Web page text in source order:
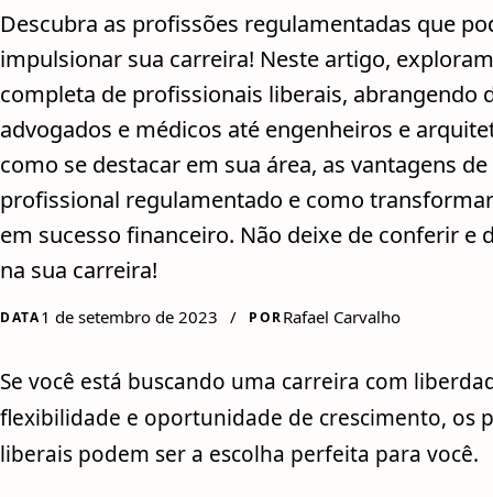
Descubra as profissões regulamentadas que
impulsionar sua carreira! Neste artigo,
completa de profissionais liberais, abrangendo
advogados e médicos até engenheiros e
como se destacar em sua área, as vantagens
profissional regulamentado e como
em sucesso financeiro. Não deixe de conferir e
na sua carreira!
DATA1 de setembro de 2023 / PORRafael Carvalho
Se você está buscando uma carreira com
flexibilidade e oportunidade de crescimento, os
liberais podem ser a escolha perfeita para você.